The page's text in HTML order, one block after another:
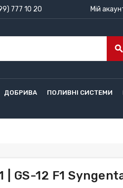
777 10 20 Мій
search
ДОБРИВА ПОЛИВНІ СИСТЕМИ
| GS-12 F1